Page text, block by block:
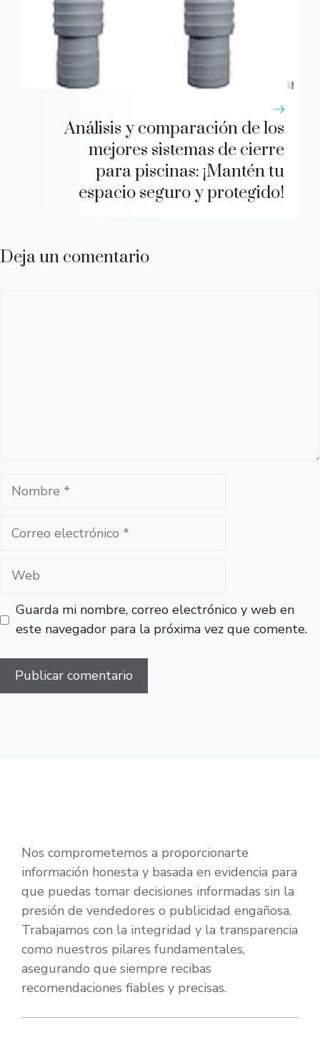
Análisis y comparación de los
mejores sistemas de cierre
para piscinas: ¡Mantén tu
espacio seguro y protegido!
Deja un comentario
Nombre
Correo
Web
Guarda mi nombre, correo electrónico y web en
este navegador para la próxima vez que comente.
Nos comprometemos a proporcionarte
información honesta y basada en evidencia para
que puedas tomar decisiones informadas sin la
presión de vendedores o publicidad engañosa.
Trabajamos con la integridad y la transparencia
como nuestros pilares fundamentales,
asegurando que siempre recibas
recomendaciones fiables y precisas.